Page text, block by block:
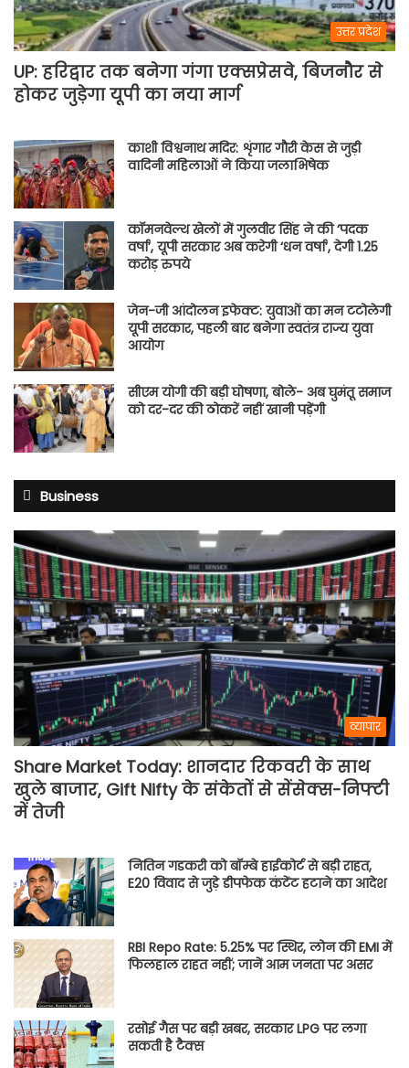
उत्तर प्रदेश
UP: हरिद्वार तक बनेगा गंगा एक्सप्रेसवे, बिजनौर से
होकर जुड़ेगा यूपी का नया मार्ग
काशी विश्वनाथ मदिर: शृंगार गौरी केस से जुड़ी
वादिनी महिलाओं ने किया जलाभिषेक
कॉमनवेल्थ खेलों में गुलवीर सिंह ने की ‘पदक
वर्षा’, यूपी सरकार अब करेगी ‘धन वर्षा’, देगी 1.25
करोड़ रुपये
जेन-जी आंदोलन इफेक्ट: युवाओं का मन टटोलेगी
यूपी सरकार, पहली बार बनेगा स्वतंत्र राज्य युवा
आयोग
सीएम योगी की बड़ी घोषणा, बोले- अब घुमंतू समाज
को दर-दर की ठोकरें नहीं खानी पड़ेंगी
Business
व्यापार
Share Market Today: शानदार रिकवरी के साथ
खुले बाजार, Gift Nifty के संकेतों से सेंसेक्स-निफ्टी
में तेजी
नितिन गडकरी को बॉम्बे हाईकोर्ट से बड़ी राहत,
E20 विवाद से जुड़े डीपफेक कंटेंट हटाने का आदेश
RBI Repo Rate: 5.25% पर स्थिर, लोन की EMI में
फिलहाल राहत नहीं; जानें आम जनता पर असर
रसोई गैस पर बड़ी खबर, सरकार LPG पर लगा
सकती है टैक्स